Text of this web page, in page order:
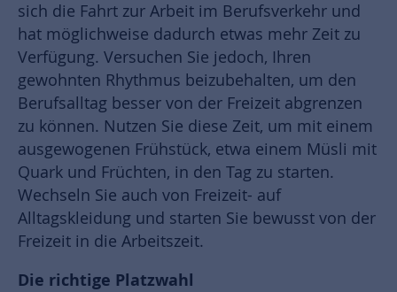
sich die Fahrt zur Arbeit im Berufsverkehr und
hat möglichweise dadurch etwas mehr Zeit zu
Verfügung. Versuchen Sie jedoch, Ihren
gewohnten Rhythmus beizubehalten, um den
Berufsalltag besser von der Freizeit abgrenzen
zu können. Nutzen Sie diese Zeit, um mit einem
ausgewogenen Frühstück, etwa einem Müsli mit
Quark und Früchten, in den Tag zu starten.
Wechseln Sie auch von Freizeit- auf
Alltagskleidung und starten Sie bewusst von der
Freizeit in die Arbeitszeit.
Die richtige Platzwahl